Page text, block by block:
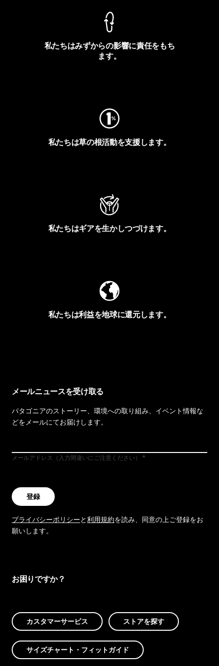
私たちはみずからの影響に責任をもち
ます。
私たちは草の根活動を支援します。
私たちはギアを生かしつづけます。
私たちは利益を地球に還元します。
メールニュースを受け取る
パタゴニアのストーリー、環境への取り組み、イベント情報な
どをメールにてお届けします。
メールアドレス（入力間違いにご注意ください）
登録
プライバシーポリシーと利用規約を読み、同意の上ご登録をお
願いします。
お困りですか？
カスタマーサービス ストアを探す
サイズチャート・フィットガイド